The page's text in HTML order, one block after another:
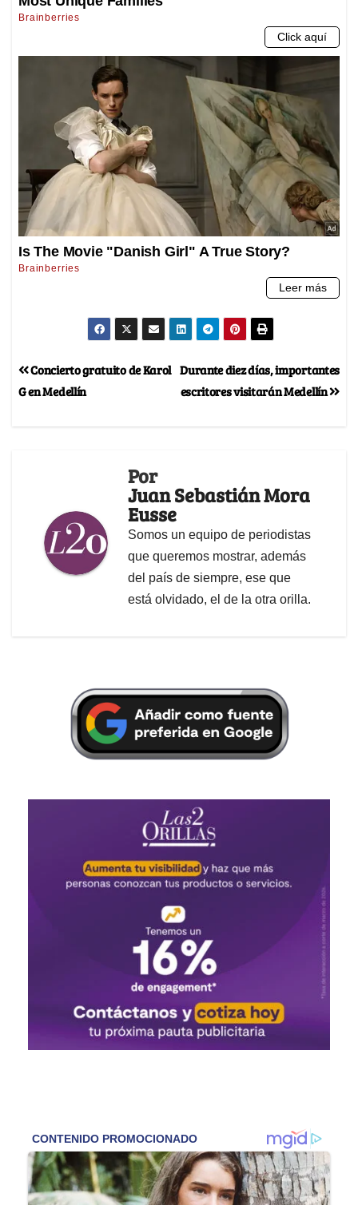
Durante diez días, importantes
escritores visitarán Medellín
Concierto gratuito de Karol
G en Medellín
Por
Juan Sebastián Mora
Eusse
Somos un equipo de periodistas
que queremos mostrar, además
del país de siempre, ese que
está olvidado, el de la otra orilla.